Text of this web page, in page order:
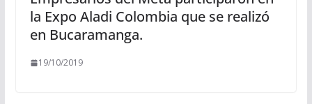
la Expo Aladi Colombia que se realizó
en Bucaramanga.
19/10/2019